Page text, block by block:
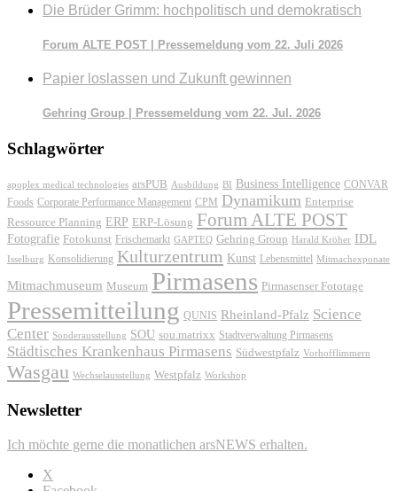
Die Brüder Grimm: hochpolitisch und demokratisch
Forum ALTE POST | Pressemeldung vom 22. Juli 2026
Papier loslassen und Zukunft gewinnen
Gehring Group | Pressemeldung vom 22. Jul. 2026
Schlagwörter
apoplex medical technologies arsPUB Ausbildung BI Business Intelligence CONVAR
Foods Corporate Performance Management CPM Dynamikum Enterprise
Ressource Planning ERP ERP-Lösung Forum ALTE POST
Fotografie Fotokunst Frischemarkt GAPTEQ Gehring Group Harald Kröher IDL
Isselburg Konsolidierung Kulturzentrum Kunst Lebensmittel Mitmachexponate
Mitmachmuseum Museum Pirmasens Pirmasenser Fototage
Pressemitteilung QUNIS Rheinland-Pfalz Science
Center Sonderausstellung SOU sou.matrixx Stadtverwaltung Pirmasens
Städtisches Krankenhaus Pirmasens Südwestpfalz Vorhofflimmern
Wasgau Wechselausstellung Westpfalz Workshop
Newsletter
Ich möchte gerne die monatlichen arsNEWS erhalten.
X